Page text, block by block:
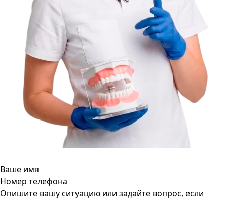
Ваше имя
Номер телефона
Опишите вашу ситуацию или задайте вопрос, если